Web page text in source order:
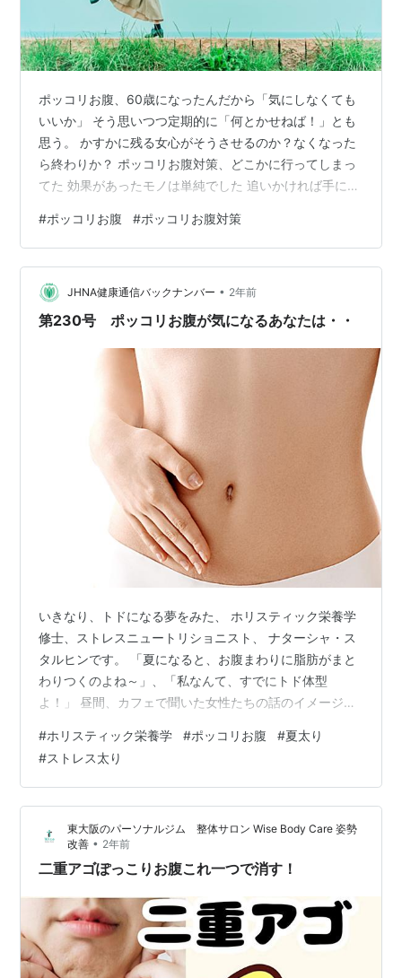
ポッコリお腹、60歳になったんだから「気にしなくても
いいか」 そう思いつつ定期的に「何とかせねば！」とも
思う。 かすかに残る女心がそうさせるのか？なくなった
ら終わりか？ ポッコリお腹対策、どこかに行ってしまっ
てた 効果があったモノは単純でした 追いかければ手に入
かに行ってしまってた ヨガマットまで買ってYouTubeで
お気に入りのストレッチ動画を探し出し デスクワーク中
のお腹のきつさに悩む私 - ちょっと、シエスタ 対策を始
めたけど、冬場になると億劫になってました。 ぽっこり
お腹の対策はじめました（2日目だけど） - ちょっと、シ
#ポッコリお腹 #ポッコリお腹対策
JHNA健康通信バックナンバー • 2年前
第230号 ポッコリお腹が気になるあなたは・・
いきなり、トドになる夢をみた、 ホリスティック栄養学
修士、ストレスニュートリショニスト、 ナターシャ・ス
タルヒンです。 「夏になると、お腹まわりに脂肪がまと
わりつくのよね～」、「私なんて、すでにトド体型
よ！」 昼間、カフェで聞いた女性たちの話のイメージ
サ。 さあ、今日も元気に、いってみようか～～っ♪ ★ 夏
太りしていない？ ☆★------------------------------- 夏
は薄着になるし、なんたって水着になる機会が多いから
ボディラインは気になるよね。 海に行くから、プールだ
からと、急にダイエットする女子も多いけど、夏って思
#ホリスティック栄養学 #ポッコリお腹 #夏太り
#ストレス太り
東大阪のパーソナルジム 整体サロン Wise Body Care 姿勢
改善 • 2年前
二重アゴぽっこりお腹これ一つで消す！